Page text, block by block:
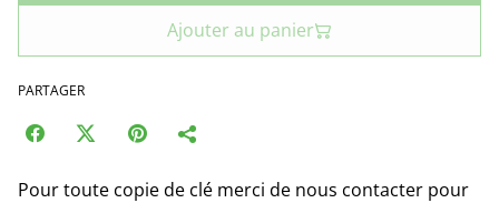
Ajouter au panier
PARTAGER
Pour toute copie de clé merci de nous contacter pour